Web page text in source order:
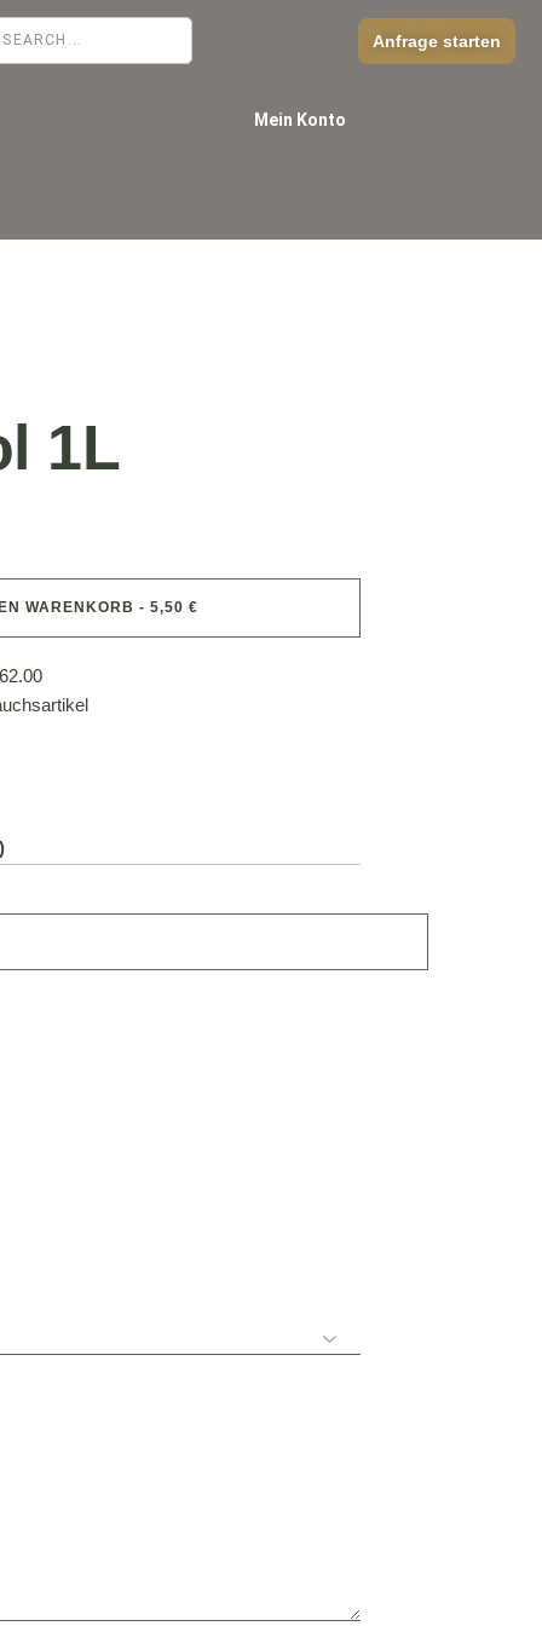
Mein Konto
Anfrage starten
1L
WARENKORB - 5,50 €